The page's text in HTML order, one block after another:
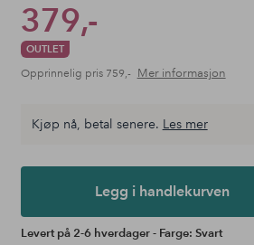
379,-
OUTLET
Opprinnelig pris 759,- Mer informasjon
Kjøp nå, betal senere. Les mer
Legg i handlekurven
Levert på 2-6 hverdager - Farge: Svart